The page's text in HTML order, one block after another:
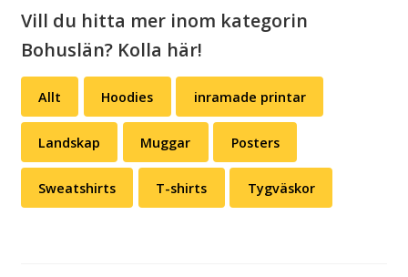
Vill du hitta mer inom kategorin
Bohuslän? Kolla här!
Allt Hoodies inramade printar
Landskap Muggar Posters
Sweatshirts T-shirts Tygväskor